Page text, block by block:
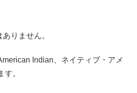
りません。
Indian、ネイティブ・アメ
す。